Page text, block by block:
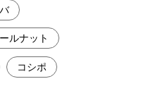
ルナット
コシポ